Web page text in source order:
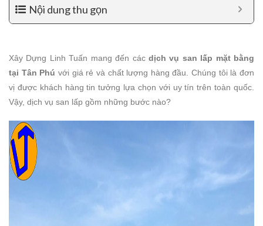
Nội dung thu gọn
Xây Dựng Linh Tuấn mang đến các dịch vụ san lấp mặt bằng
tại Tân Phú với giá rẻ và chất lượng hàng đầu. Chúng tôi là đơn
vị được khách hàng tin tưởng lựa chọn với uy tín trên toàn quốc.
Vậy, dịch vụ san lấp gồm những bước nào?